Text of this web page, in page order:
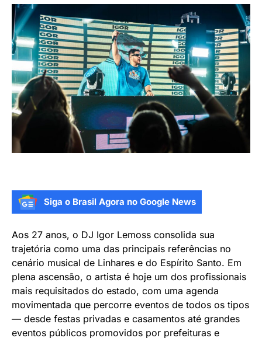
Siga o Brasil Agora no Google News
Aos 27 anos, o DJ Igor Lemoss consolida sua
trajetória como uma das principais referências no
cenário musical de Linhares e do Espírito Santo. Em
plena ascensão, o artista é hoje um dos profissionais
mais requisitados do estado, com uma agenda
movimentada que percorre eventos de todos os tipos
— desde festas privadas e casamentos até grandes
eventos públicos promovidos por prefeituras e